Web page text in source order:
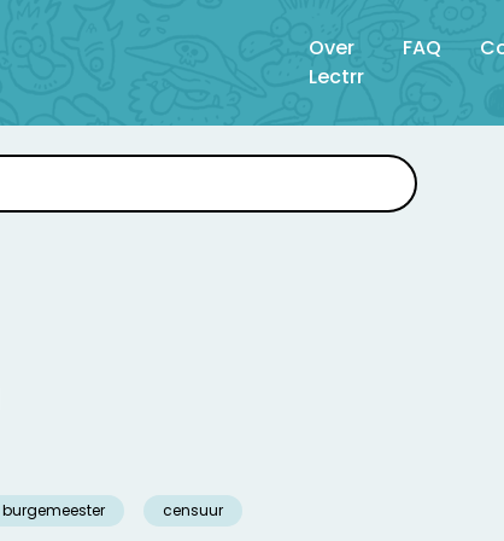
Over
Lectrr
FAQ
burgemeester censuur